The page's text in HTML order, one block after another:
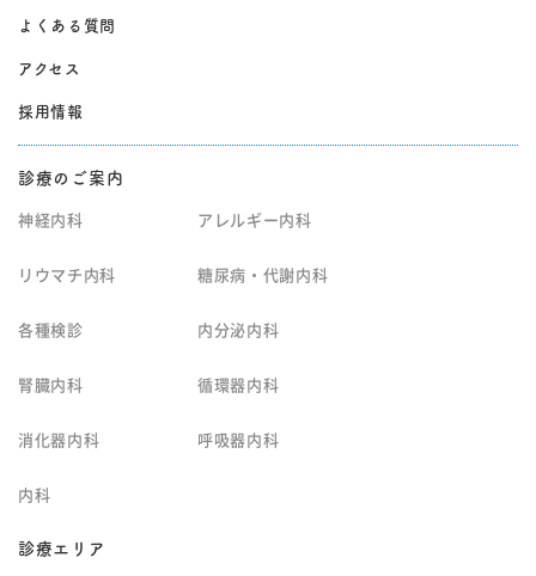
よくある質問
アクセス
採用情報
診療のご案内
神経内科 アレルギー内科
リウマチ内科 糖尿病・代謝内科
各種検診 内分泌内科
腎臓内科 循環器内科
消化器内科 呼吸器内科
内科
診療エリア